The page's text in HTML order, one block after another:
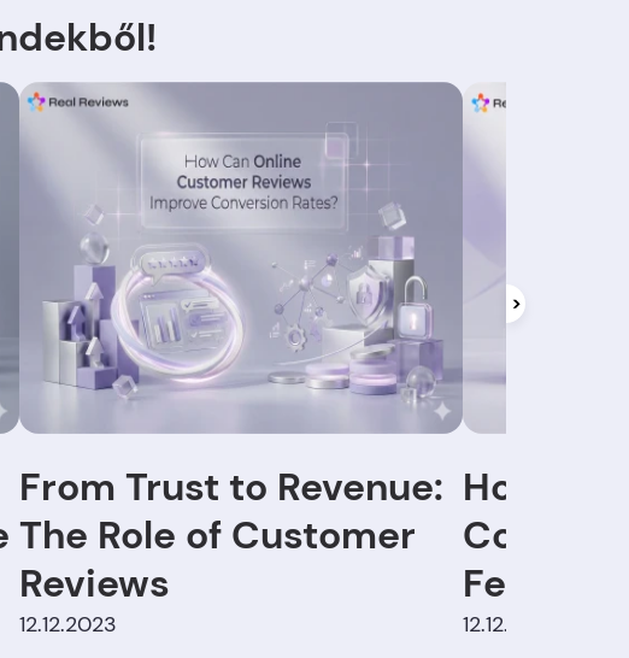
From Trust to Revenue:
The Role of Customer
Reviews
12.12.2023
How
12.12.2023